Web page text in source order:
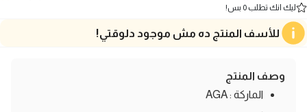
ليك انك تطلب 0 بس!
للأسف المنتج ده مش موجود دلوقتي!
وصف المنتج
الماركة : AGA